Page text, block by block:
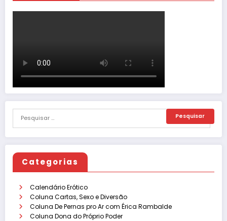
Categorias
Calendário Erótico
Coluna Cartas, Sexo e Diversão
Coluna De Pernas pro Ar com Érica Rambalde
Coluna Dona do Próprio Poder